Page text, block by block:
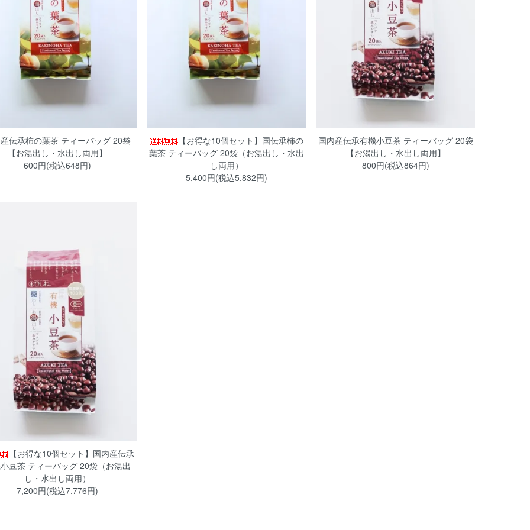
伝承柿の葉茶 ティーバッグ 20袋
【お湯出し・水出し両用】
600円(税込648円)
【お得な10個セット】国伝承柿の
葉茶 ティーバッグ 20袋（お湯出し・水出
し両用）
5,400円(税込5,832円)
国内産伝承有機小豆茶 ティーバッグ 20袋
【お湯出し・水出し両用】
800円(税込864円)
【お得な10個セット】国内産伝承
豆茶 ティーバッグ 20袋（お湯出
し・水出し両用）
7,200円(税込7,776円)